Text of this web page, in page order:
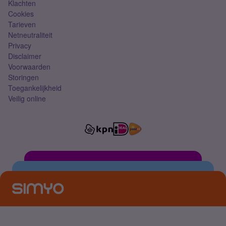
Klachten
Cookies
Tarieven
Netneutraliteit
Privacy
Disclaimer
Voorwaarden
Storingen
Toegankelijkheid
Veilig online